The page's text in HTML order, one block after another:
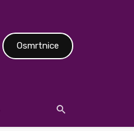
Osmrtnice